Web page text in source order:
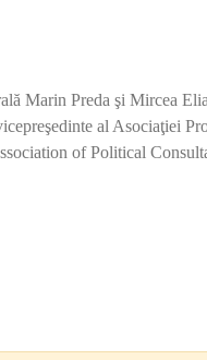
Marin Preda şi Mircea
al Asociaţiei
of Political